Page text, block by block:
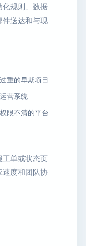
化规则、数据
件送达和与现
重的早期项目
营系统
限不清的平台
工单或状态页
速度和团队协